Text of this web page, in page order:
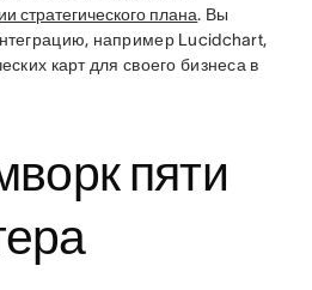
стратегического плана. Вы
например Lucidchart,
карт для своего бизнеса в
пяти